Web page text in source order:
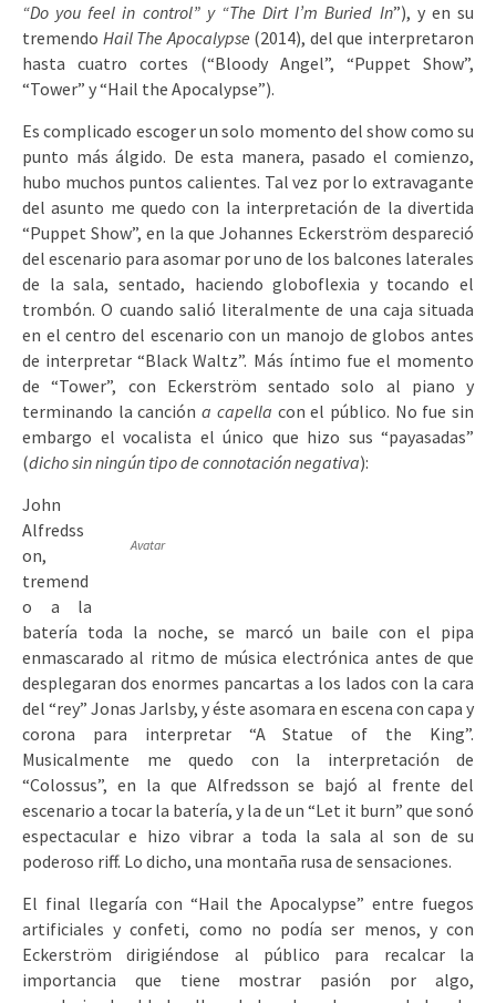
“Do you feel in control” y “The Dirt I’m Buried In”), y en su
tremendo Hail The Apocalypse (2014), del que interpretaron
hasta cuatro cortes (“Bloody Angel”, “Puppet Show”,
“Tower” y “Hail the Apocalypse”).
Es complicado escoger un solo momento del show como su
punto más álgido. De esta manera, pasado el comienzo,
hubo muchos puntos calientes. Tal vez por lo extravagante
del asunto me quedo con la interpretación de la divertida
“Puppet Show”, en la que Johannes Eckerström despareció
del escenario para asomar por uno de los balcones laterales
de la sala, sentado, haciendo globoflexia y tocando el
trombón. O cuando salió literalmente de una caja situada
en el centro del escenario con un manojo de globos antes
de interpretar “Black Waltz”. Más íntimo fue el momento
de “Tower”, con Eckerström sentado solo al piano y
terminando la cancióna capella con el público. No fue sin
embargo el vocalista el único que hizo sus “payasadas”
(dicho sin ningún tipo de connotación negativa):
Avatar
John
Alfredss
on,
tremend
o a la
batería toda la noche, se marcó un baile con el pipa
enmascarado al ritmo de música electrónica antes de que
desplegaran dos enormes pancartas a los lados con la cara
del “rey” Jonas Jarlsby, y éste asomara en escena con capa y
corona para interpretar “A Statue of the King”.
Musicalmente me quedo con la interpretación de
“Colossus”, en la que Alfredsson se bajó al frente del
escenario a tocar la batería, y la de un “Let it burn” que sonó
espectacular e hizo vibrar a toda la sala al son de su
poderoso riff. Lo dicho, una montaña rusa de sensaciones.
El final llegaría con “Hail the Apocalypse” entre fuegos
artificiales y confeti, como no podía ser menos, y con
Eckerström dirigiéndose al público para recalcar la
importancia que tiene mostrar pasión por algo,